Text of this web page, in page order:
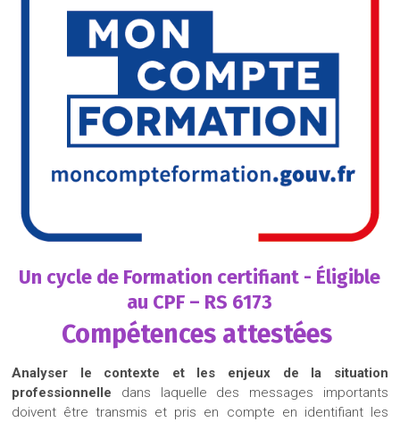
Un cycle de Formation certifiant - Éligible
au CPF – RS 6173
Compétences attestées
Analyser le contexte et les enjeux de la situation
professionnelle dans laquelle des messages importants
doivent être transmis et pris en compte en identifiant les